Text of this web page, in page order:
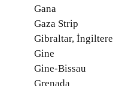
Gana
Gaza Strip
Gibraltar, İngiltere
Gine
Gine-Bissau
Grenada